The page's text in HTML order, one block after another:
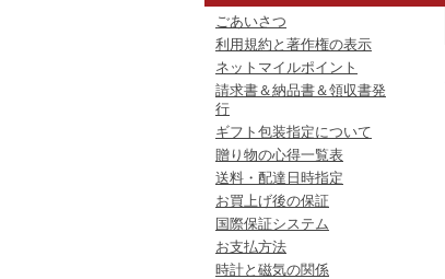
ごあいさつ
利用規約と著作権の表示
ネットマイルポイント
請求書＆納品書＆領収書発
行
ギフト包装指定について
贈り物の心得一覧表
送料・配達日時指定
お買上げ後の保証
国際保証システム
お支払方法
時計と磁気の関係